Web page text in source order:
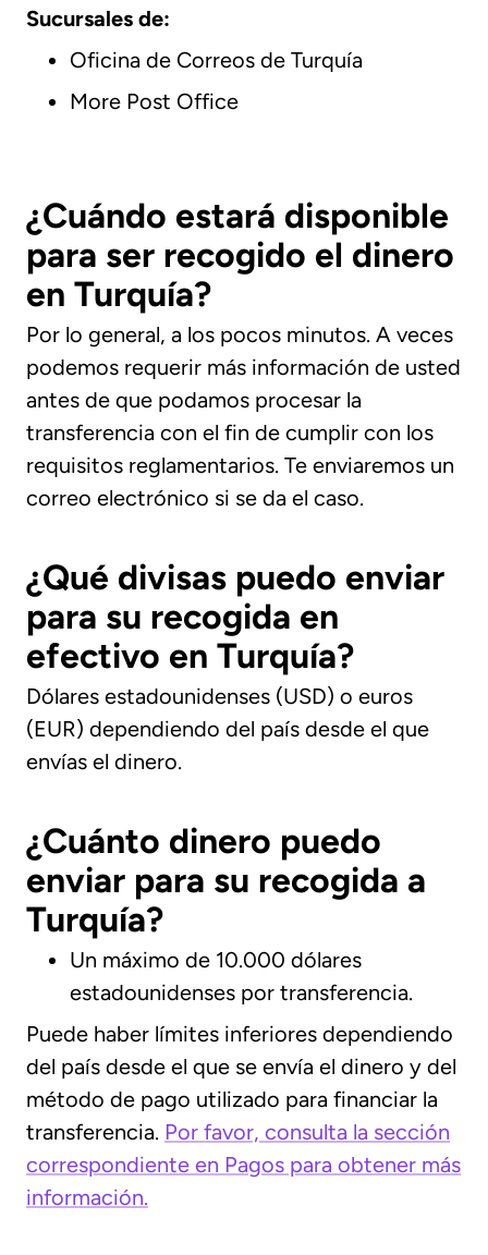
Sucursales de:
Oficina de Correos de Turquía
More Post Office
¿Cuándo estará disponible
para ser recogido el dinero
en Turquía?
Por lo general, a los pocos minutos. A veces
podemos requerir más información de usted
antes de que podamos procesar la
transferencia con el fin de cumplir con los
requisitos reglamentarios. Te enviaremos un
correo electrónico si se da el caso.
¿Qué divisas puedo enviar
para su recogida en
efectivo en Turquía?
Dólares estadounidenses (USD) o euros
(EUR) dependiendo del país desde el que
envías el dinero.
¿Cuánto dinero puedo
enviar para su recogida a
Turquía?
Un máximo de 10.000 dólares
estadounidenses por transferencia.
Puede haber límites inferiores dependiendo
del país desde el que se envía el dinero y del
método de pago utilizado para financiar la
transferencia. Por favor, consulta la sección
correspondiente en Pagos para obtener más
información.